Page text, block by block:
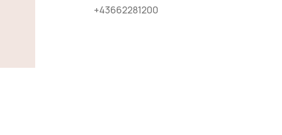
+43662281200